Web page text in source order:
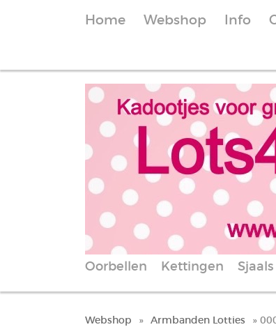
Home Webshop Info
Oorbellen Kettingen Sjaals
Webshop » Armbanden Lotties »